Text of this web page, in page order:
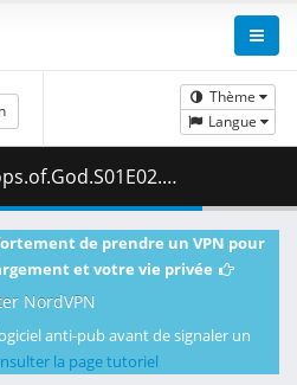
Thème
Langue
DL.AAC2.0.H.264-VARYG.mkv.003 ( 470.57 MB )
de prendre un VPN pour
et votre vie privée
NordVPN
anti-pub avant de signaler un
la page tutoriel